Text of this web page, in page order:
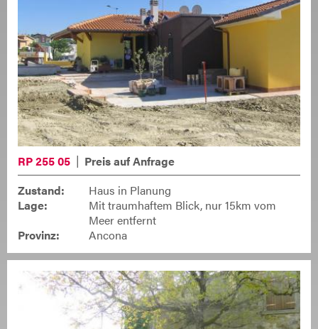
RP 255 05
Preis auf Anfrage
Zustand:
Haus in Planung
Lage:
Mit traumhaftem Blick, nur 15km vom
Meer entfernt
Provinz:
Ancona